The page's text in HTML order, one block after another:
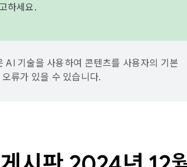
하세요.
기술을 사용하여 콘텐츠를 사용자의 기본
류가 있을 수 있습니다.